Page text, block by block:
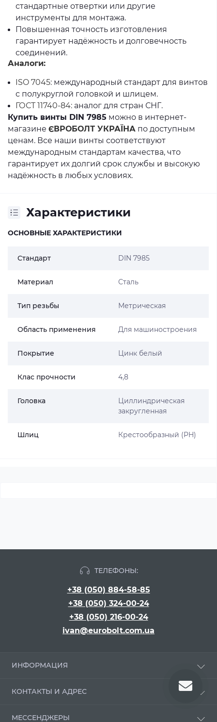
стандартные отвертки или другие
инструменты для монтажа.
Повышенная точность изготовления
гарантирует надёжность и долговечность
соединений.
Аналоги:
ISO 7045: международный стандарт для винтов
с полукруглой головкой и шлицем.
ГОСТ 11740-84: аналог для стран СНГ.
Купить винты DIN 7985 можно в интернет-
магазине ЄВРОБОЛТ УКРАЇНА по доступным
ценам. Все наши винты соответствуют
международным стандартам качества, что
гарантирует их долгий срок службы и высокую
надёжность в любых условиях.
Характеристики
ОСНОВНЫЕ ХАРАКТЕРИСТИКИ
Стандарт DIN 7985
Материал Сталь
Тип резьбы Метрическая
Область применения Для машиностроения
Покрытие Цинк белый
Клас прочности 4,8
Головка
Циллиндрическая
закругленная
Шлиц Крестообразный (PH)
ТЕЛЕФОНЫ:
+38 (050) 884-58-85
+38 (050) 324-00-24
+38 (050) 216-00-24
ivan@eurobolt.com.ua
ИНФОРМАЦИЯ
Оплата и доставка
Угода користувача
КОНТАКТЫ И АДРЕС
МЕССЕНДЖЕРЫ